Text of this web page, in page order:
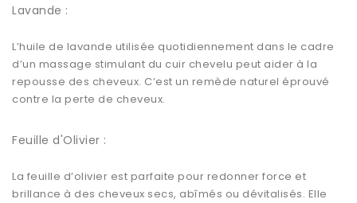
Lavande :
L’huile de lavande utilisée quotidiennement dans le cadre
d’un massage stimulant du cuir chevelu peut aider à la
repousse des cheveux. C’est un remède naturel éprouvé
contre la perte de cheveux.
Feuille d'Olivier :
La feuille d’olivier est parfaite pour redonner force et
brillance à des cheveux secs, abîmés ou dévitalisés. Elle